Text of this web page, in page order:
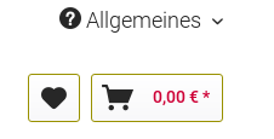
Allgemeines
0,00 € *